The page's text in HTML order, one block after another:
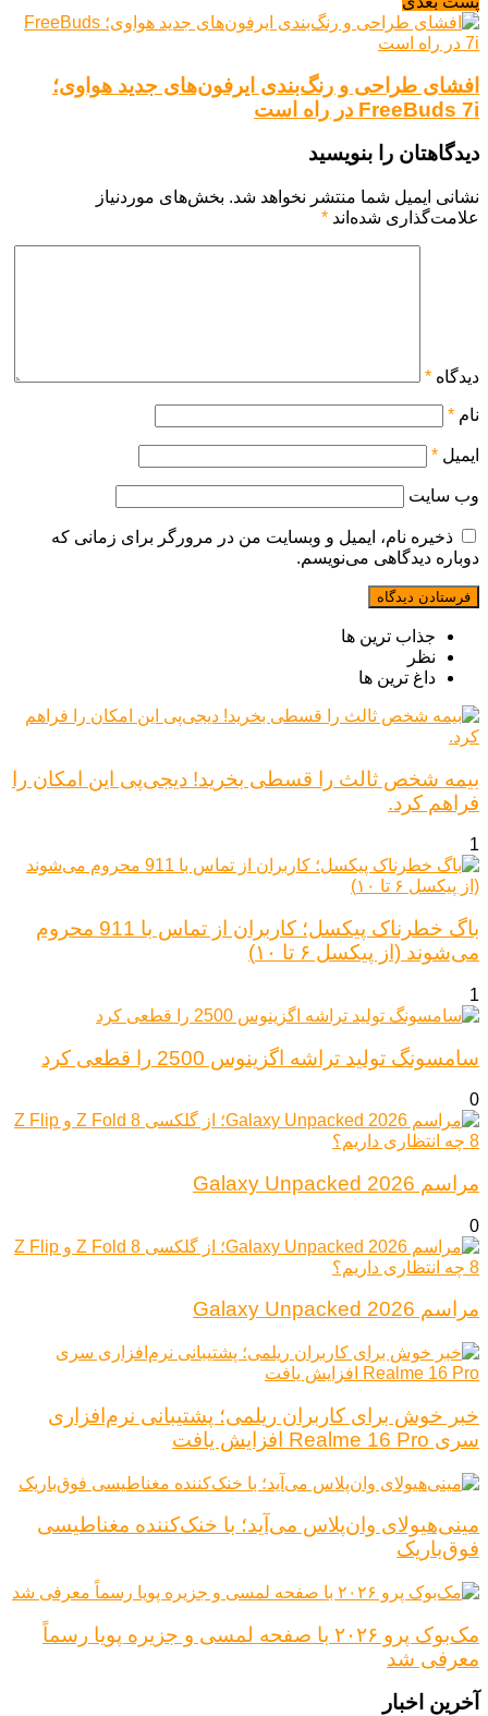
افشای طراحی و رنگ‌بندی ایرفون‌های جدید هواوی؛
FreeBuds 7i در راه است
دیدگاهتان را بنویسید
نشانی ایمیل شما منتشر نخواهد شد. بخش‌های موردنیاز
علامت‌گذاری شده‌اند *
دیدگاه *
نام *
ایمیل *
وب‌ سایت
ذخیره نام، ایمیل و وبسایت من در مرورگر برای زمانی که
دوباره دیدگاهی می‌نویسم.
جذاب ترین ها
نظر
داغ ترین ها
بیمه شخص ثالث را قسطی بخرید! دیجی‌پی این امکان را
فراهم کرد.
1
باگ خطرناک پیکسل؛ کاربران از تماس با 911 محروم
می‌شوند (از پیکسل ۶ تا ۱۰)
1
سامسونگ تولید تراشه اگزینوس 2500 را قطعی کرد
0
مراسم Galaxy Unpacked 2026
0
مراسم Galaxy Unpacked 2026
خبر خوش برای کاربران ریلمی؛ پشتیبانی نرم‌افزاری
سری Realme 16 Pro افزایش یافت
مینی‌هیولای وان‌پلاس می‌آید؛ با خنک‌کننده مغناطیسی
فوق‌باریک
مک‌بوک پرو ۲۰۲۶ با صفحه لمسی و جزیره پویا رسماً
معرفی شد
آخرین اخبار